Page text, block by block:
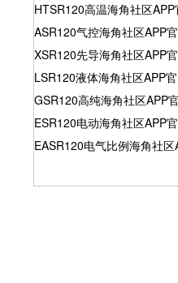
HTSR120高温海角社区
ASR120气控海角社区APP
XSR120先导海角社区APP
LSR120液体海角社区APP
GSR120高纯海角社区APP
ESR120电动海角社区APP
EASR120电气比例海角社